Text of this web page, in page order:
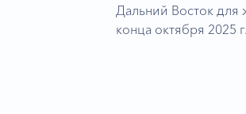
Дальний Восток
конца октября 2025